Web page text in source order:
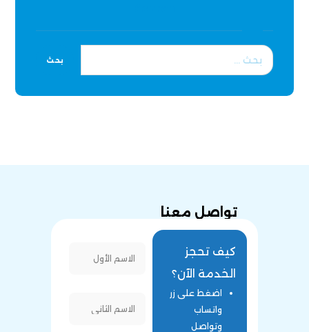
تواصل معنا
كيف تحجز
الخدمة الآن؟
اضغط على زر
واتساب
وتواصل